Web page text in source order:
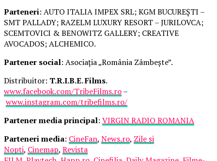
Parteneri: AUTO ITALIA IMPEX SRL; KGM BUCUREȘTI –
SMT PALLADY; RAZELM LUXURY RESORT – JURILOVCA;
SCEMTOVICI & BENOWITZ GALLERY; CREATIVE
AVOCADOS; ALCHEMICO.
Partener social: Asociația „România Zâmbește”.
Distribuitor: T.R.I.B.E. Films.
www.facebook.com/TribeFilms.ro–
www.instagram.com/tribefilms.ro/
Partener media principal: VIRGIN RADIO ROMANIA
Parteneri media: CineFan, News.ro, Zile și
Nopți, Cinemap, Revista